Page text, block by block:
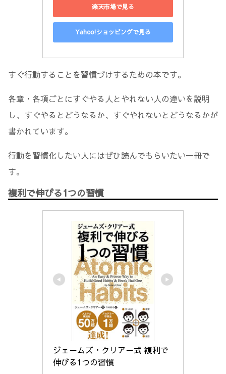
楽天市場で見る
Yahoo!ショッピングで見る
すぐ行動することを習慣づけするための本です。
各章・各項ごとにすぐやる人とやれない人の違いを説明
し、すぐやるとどうなるか、すぐやれないとどうなるかが
書かれています。
行動を習慣化したい人にはぜひ読んでもらいたい一冊で
す。
複利で伸びる1つの習慣
ジェームズ・クリアー式 複利で
伸びる1つの習慣